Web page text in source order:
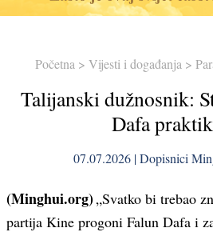
Početna > Vijesti i događanja >
Talijanski dužnosnik:
Dafa
07.07.2026 | Dopisnici
(Minghui.org)„Svatko bi trebao
partija Kine progoni Falun Dafa i